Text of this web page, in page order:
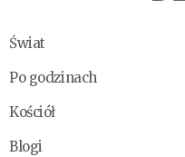
Świat
Po godzinach
Kościół
Blogi